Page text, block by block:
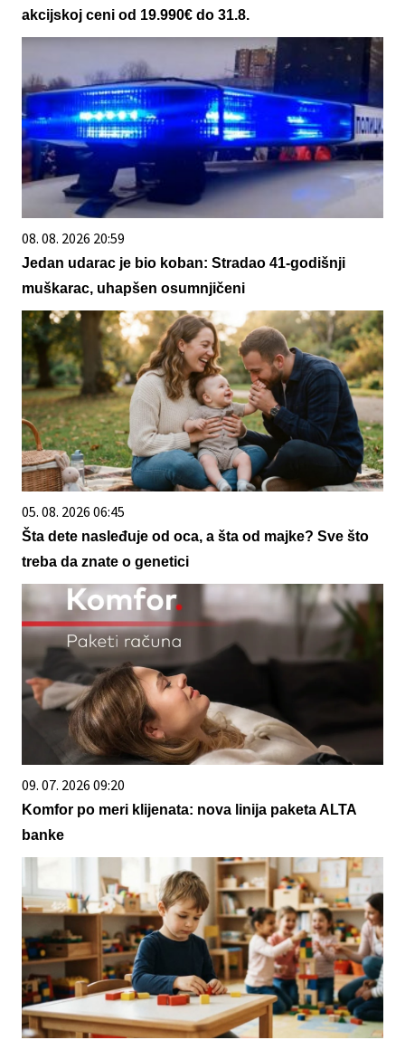
akcijskoj ceni od 19.990€ do 31.8.
08. 08. 2026 20:59
Jedan udarac je bio koban: Stradao 41-godišnji
muškarac, uhapšen osumnjičeni
05. 08. 2026 06:45
Šta dete nasleđuje od oca, a šta od majke? Sve što
treba da znate o genetici
09. 07. 2026 09:20
Komfor po meri klijenata: nova linija paketa ALTA
banke